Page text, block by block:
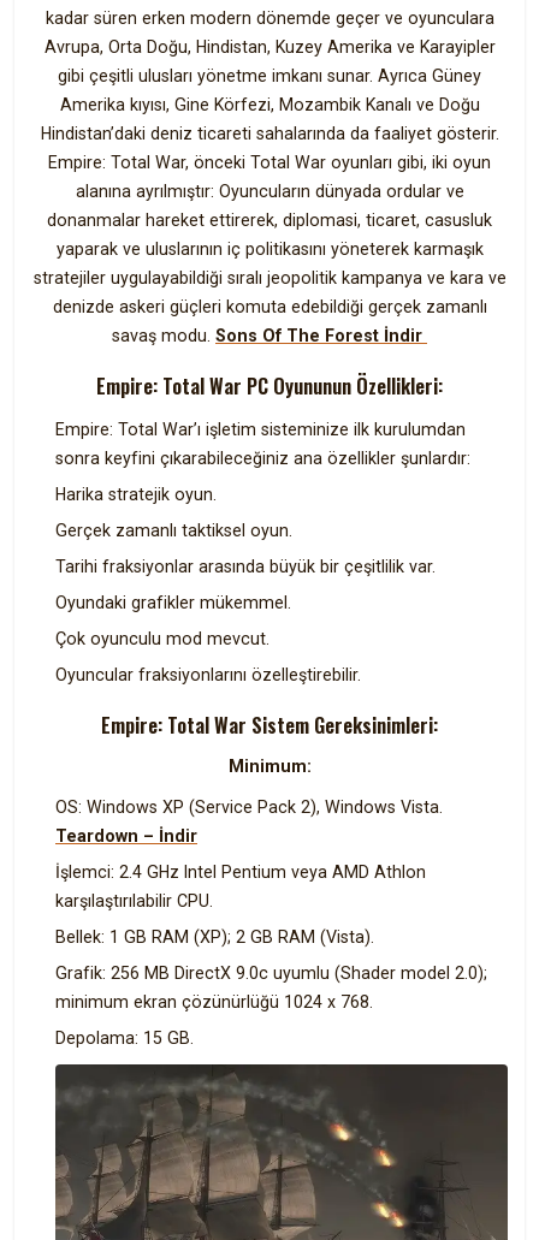
kadar süren erken modern dönemde geçer ve oyunculara
Avrupa, Orta Doğu, Hindistan, Kuzey Amerika ve Karayipler
gibi çeşitli ulusları yönetme imkanı sunar. Ayrıca Güney
Amerika kıyısı, Gine Körfezi, Mozambik Kanalı ve Doğu
Hindistan’daki deniz ticareti sahalarında da faaliyet gösterir.
Empire: Total War, önceki Total War oyunları gibi, iki oyun
alanına ayrılmıştır: Oyuncuların dünyada ordular ve
donanmalar hareket ettirerek, diplomasi, ticaret, casusluk
yaparak ve uluslarının iç politikasını yöneterek karmaşık
stratejiler uygulayabildiği sıralı jeopolitik kampanya ve kara ve
denizde askeri güçleri komuta edebildiği gerçek zamanlı
savaş modu. Sons Of The Forest İndir
Empire: Total War PC Oyununun Özellikleri:
Empire: Total War’ı işletim sisteminize ilk kurulumdan
sonra keyfini çıkarabileceğiniz ana özellikler şunlardır:
Harika stratejik oyun.
Gerçek zamanlı taktiksel oyun.
Tarihi fraksiyonlar arasında büyük bir çeşitlilik var.
Oyundaki grafikler mükemmel.
Çok oyunculu mod mevcut.
Oyuncular fraksiyonlarını özelleştirebilir.
Empire: Total War Sistem Gereksinimleri:
Minimum:
OS: Windows XP (Service Pack 2), Windows Vista.
Teardown – İndir
İşlemci: 2.4 GHz Intel Pentium veya AMD Athlon
karşılaştırılabilir CPU.
Bellek: 1 GB RAM (XP); 2 GB RAM (Vista).
Grafik: 256 MB DirectX 9.0c uyumlu (Shader model 2.0);
minimum ekran çözünürlüğü 1024 x 768.
Depolama: 15 GB.